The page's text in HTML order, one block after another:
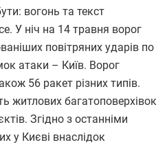
У ніч на 14 травня ворог
повітряних ударів по
атаки – Київ. Ворог
56 ракет різних типів.
житлових багатоповерхівок
Згідно з останніми
у Києві внаслідок